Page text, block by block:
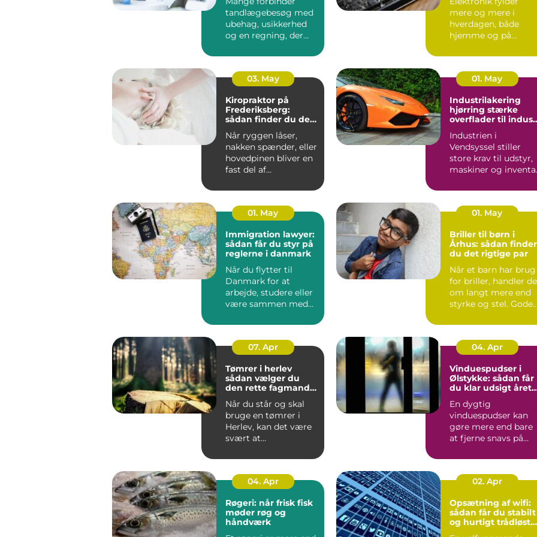
tandlægebesøg med
ubehag, usikkerhed
og en regning, der
budgettet. S...
mere og mere i
hverdagen, både
hjemme og på
mobil, tv, wifi, o...
03. May
Kiropraktor på
Frederiksberg:
sådan finder du den
Når ryggen låser,
nakken spænder, eller
hovedpinen bliver en
fast del af
01. May
Industrilakering
hjørring stærke
overflader til
Industrien i
Vendsyssel stiller
store krav til udstyr,
maskiner og
stålkonstruktioner,...
01. May
Immigration lawyer:
sådan får du styr på
reglerne i danmark
Når du flytter til
Danmark for at
arbejde, studere eller
være sammen med
hurti...
01. May
Briller til børn i
Århus: sådan finder
du det rigtige par
Når et barn har brug
for briller, handler
om langt mere end
styrke og stel. Gode
07. Apr
Tømrer i herlev
sådan vælger du
den rette fagmand
Når du står og skal
bruge en tømrer i
Herlev, kan det være
svært at
du bør vælge, o...
04. Apr
Vinduespudser i
Ølstykke: sådan får
du klar udsigt året
En dygtig
vinduespudser kan
gøre mere end bare
at fjerne snavs på
g...
04. Apr
Røgeri: når frisk fisk
møder røg og
håndværk
02. Apr
Opsætning af wifi:
sådan får du stabilt
og hurtigt trådløst